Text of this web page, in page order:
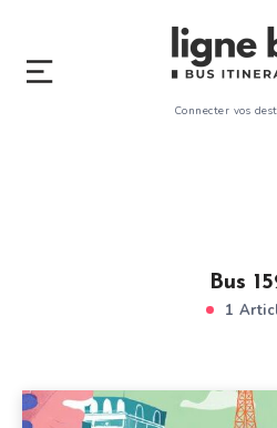
Connecter vos
Bus
1